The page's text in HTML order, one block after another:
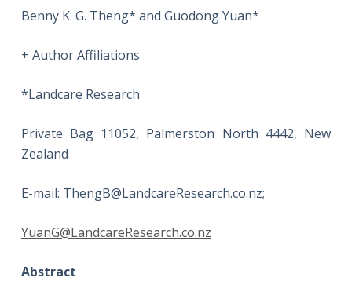
Benny K. G. Theng* and Guodong Yuan*
+ Author Affiliations
*Landcare Research
Private Bag 11052, Palmerston North 4442, New
Zealand
E-mail: ThengB@LandcareResearch.co.nz;
YuanG@LandcareResearch.co.nz
Abstract